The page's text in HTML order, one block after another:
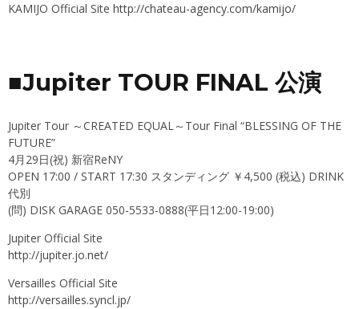
KAMIJO Official Site http://chateau-agency.com/kamijo/
■Jupiter TOUR FINAL 公演
Jupiter Tour ～CREATED EQUAL～Tour Final “BLESSING OF THE
FUTURE”
4月29日(祝) 新宿ReNY
OPEN 17:00 / START 17:30 スタンディング ￥4,500 (税込) DRINK
代別
(問) DISK GARAGE 050-5533-0888(平日12:00-19:00)
Jupiter Official Site
http://jupiter.jo.net/
Versailles Official Site
http://versailles.syncl.jp/